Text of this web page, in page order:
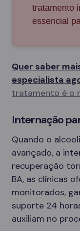
tratamento
essencial
Quer saber
especialista
tratamento é o
Internação
Quando o
avançado, a
recuperação
BA, as clínicas
monitorados,
suporte 24
auxiliam no